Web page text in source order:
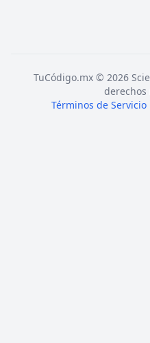
TuCódigo.mx © 2026
derechos
Términos de Servicio